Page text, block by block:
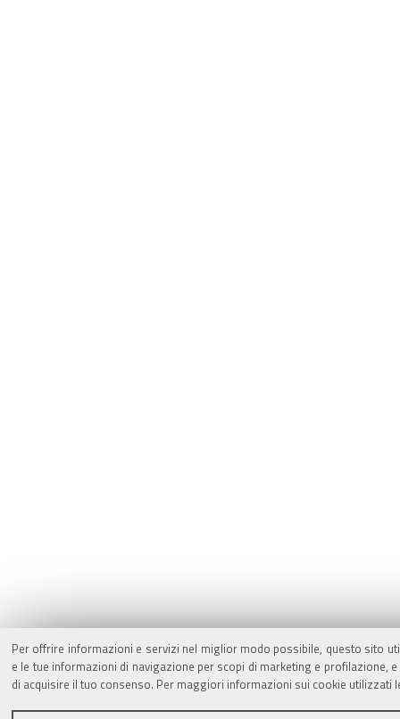
Per offrire informazioni e servizi nel miglior modo possibile, questo sito
e le tue informazioni di navigazione per scopi di marketing e
di acquisire il tuo consenso. Per maggiori informazioni sui cookie utilizzati